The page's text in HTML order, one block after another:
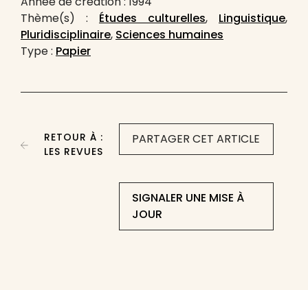
Thème(s) : Études culturelles, Linguistique,
Pluridisciplinaire, Sciences humaines
Type : Papier
PARTAGER CET ARTICLE
SIGNALER UNE MISE À
JOUR
RETOUR À :
LES REVUES